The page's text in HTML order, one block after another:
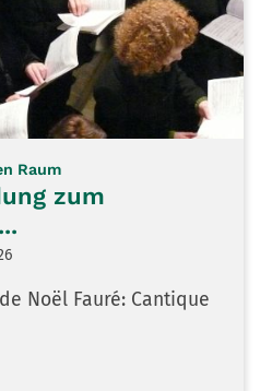
Raum
zum
Noël Fauré: Cantique